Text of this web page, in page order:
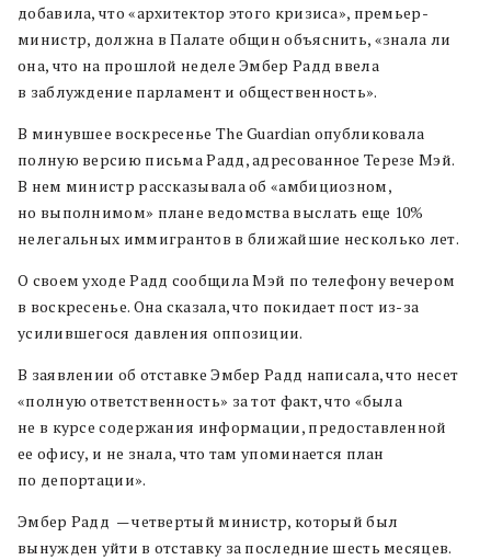
добавила, что «архитектор этого кризиса», премьер-
министр, должна в Палате общин объяснить, «знала ли
она, что на прошлой неделе Эмбер Радд ввела
в заблуждение парламент и общественность».
В минувшее воскресенье The Guardian опубликовала
полную версию письма Радд, адресованное Терезе Мэй.
В нем министр рассказывала об «амбициозном,
но выполнимом» плане ведомства выслать еще 10%
нелегальных иммигрантов в ближайшие несколько лет.
О своем уходе Радд сообщила Мэй по телефону вечером
в воскресенье. Она сказала, что покидает пост из-за
усилившегося давления оппозиции.
В заявлении об отставке Эмбер Радд написала, что несет
«полную ответственность» за тот факт, что «была
не в курсе содержания информации, предоставленной
ее офису, и не знала, что там упоминается план
по депортации».
Эмбер Радд — четвертый министр, который был
вынужден уйти в отставку за последние шесть месяцев.